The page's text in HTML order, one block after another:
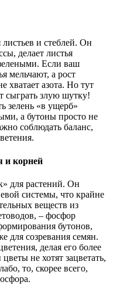
и стеблей. Он
делает листья
Если ваш
мельчают, а рост
хватает азота. Но тут
сыграть злую шутку!
зелень «в ущерб»
а бутоны просто не
соблюдать баланс,
и корней
для растений. Он
системы, что крайне
веществ из
– фосфор
бутонов,
для созревания семян.
делая его более
не хотят зацветать,
то, скорее всего,